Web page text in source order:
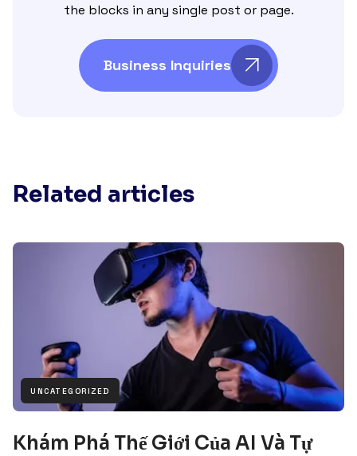
the blocks in any single post or page.
Business Inquiries
Related articles
UNCATEGORIZED
Khám Phá Thế Giới Của AI Và Tự